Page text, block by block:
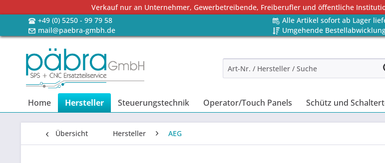
Verkauf nur an Unternehmer, Gewerbetreibende, Freiberufler und öffentliche
+49 (0) 5250 - 99 79 58
Alle Artikel sofort ab Lager
mail@paebra-gmbh.de
Umgehende
Home Hersteller Steuerungstechnik Operator/Touch Panels Schütz und
Übersicht Hersteller AEG